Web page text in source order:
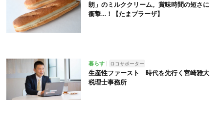
朗」のミルククリーム。賞味時間の短さに
衝撃…！【たまプラーザ】
暮らす ロコサポーター
生産性ファースト 時代を先行く宮崎雅大
税理士事務所